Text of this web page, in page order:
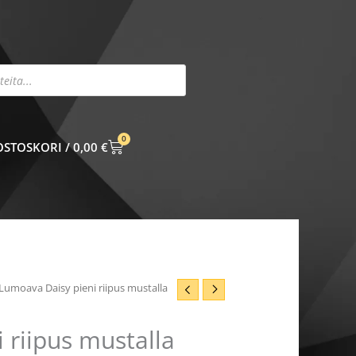
0,00 €
0
CART
Daisy pieni riipus mustalla
riipus mustalla